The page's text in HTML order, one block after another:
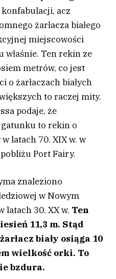
acz
żarłacza białego
miejscowości
właśnie. Ten rekin ze
metrów, co jest
o żarłaczach białych
to raczej mity.
podaje, że
to rekin o
latach 70. XIX w. w
Port Fairy.
znaleziono
w Nowym
latach 30. XX w. Ten
11,3 m. Stąd
biały osiąga 10
wielkość orki. To
bzdura.